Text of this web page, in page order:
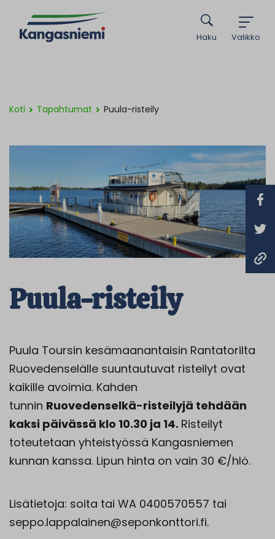
Valikko
Haku
Koti Tapahtumat Puula-risteily
Puula-risteily
Puula Toursin kesämaanantaisin Rantatorilta
Ruovedenselälle suuntautuvat risteilyt ovat
kaikille avoimia. Kahden
tunnin Ruovedenselkä-risteilyjä tehdään
kaksi päivässä klo 10.30 ja 14. Risteilyt
toteutetaan yhteistyössä Kangasniemen
kunnan kanssa. Lipun hinta on vain 30 €/hlö.
Lisätietoja: soita tai WA 0400570557 tai
seppo.lappalainen@seponkonttori.fi.